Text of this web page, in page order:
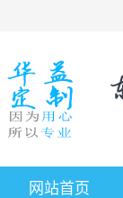
网站首页